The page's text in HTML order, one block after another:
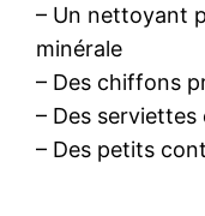
– Un nettoyant
minérale
– Des chiffons
– Des serviettes
– Des petits